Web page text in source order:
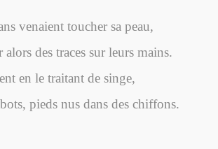
venaient toucher sa peau,
alors des traces sur leurs mains.
en le traitant de singe,
pieds nus dans des chiffons.